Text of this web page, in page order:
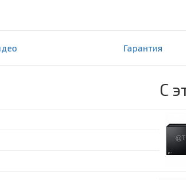
Гарантия
С